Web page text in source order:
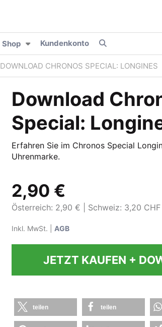
Shop Kundenkonto
DOWNLOAD CHRONOS SPECIAL: LONGINES
Download
Special:
Erfahren Sie im Chronos Special
Uhrenmarke.
2,90 €
Österreich: 2,90 € Schweiz: 3,20 CHF
Inkl. MwSt. | AGB
JETZT KAUFEN +
teilen teilen